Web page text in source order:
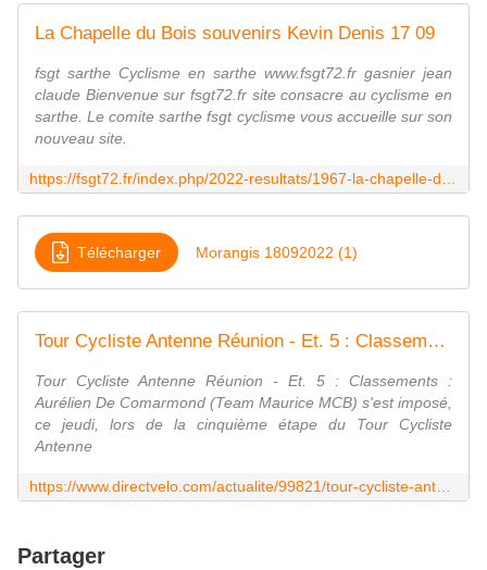
La Chapelle du Bois souvenirs Kevin Denis 17 09
fsgt sarthe Cyclisme en sarthe www.fsgt72.fr gasnier jean
claude Bienvenue sur fsgt72.fr site consacre au cyclisme en
sarthe. Le comite sarthe fsgt cyclisme vous accueille sur son
nouveau site.
Télécharger Morangis 18092022 (1)
Tour Cycliste Antenne Réunion - Et. 5 : Classements - Actualité - DirectVelo
Tour Cycliste Antenne Réunion - Et. 5 : Classements :
Aurélien De Comarmond (Team Maurice MCB) s'est imposé,
ce jeudi, lors de la cinquième étape du Tour Cycliste
Antenne
Partager